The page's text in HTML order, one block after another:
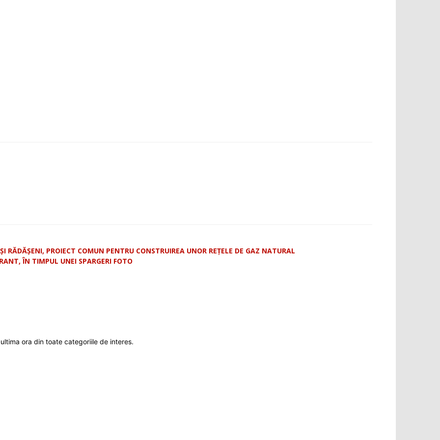
RĂDĂȘENI, PROIECT COMUN PENTRU CONSTRUIREA UNOR REȚELE DE GAZ NATURAL
ÎN TIMPUL UNEI SPARGERI FOTO
ora din toate categoriile de interes.